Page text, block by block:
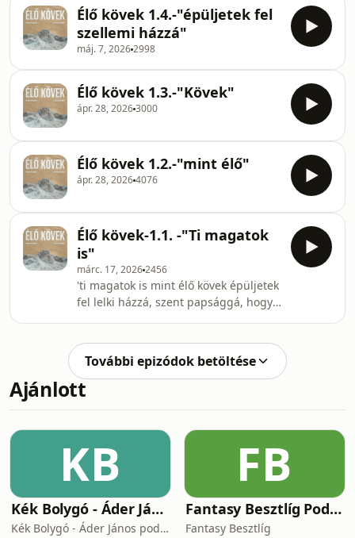
Élő kövek 1.4.-"épüljetek fel
szellemi házzá"
máj. 7, 20262998
Élő kövek 1.3.-"Kövek"
ápr. 28, 20263000
Élő kövek 1.2.-"mint élő"
ápr. 28, 20264076
Élő kövek-1.1. -"Ti magatok
is"
márc. 17, 20262456
'ti magatok is mint élő kövek épüljetek
fel lelki házzá, szent papsággá, hogy
Krisztus által. ' 1Péter 2:5
További epizódok betöltése
Ajánlott
KB
Kék Bolygó - Áder János podcastja
Kék Bolygó - Áder János podcastja
FB
Fantasy Besztlíg Podcast
Fantasy Besztlíg